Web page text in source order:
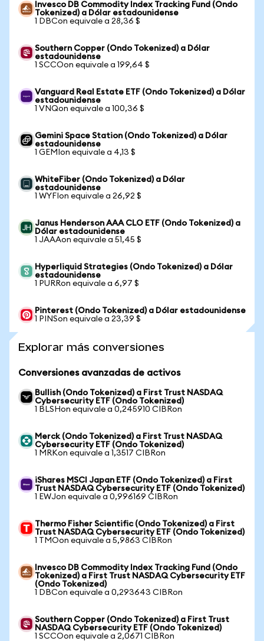
Invesco DB Commodity Index Tracking Fund (Ondo
Tokenized) a Dólar estadounidense
1 DBCon equivale a 28,36 $
Southern Copper (Ondo Tokenized) a Dólar
estadounidense
1 SCCOon equivale a 199,64 $
Vanguard Real Estate ETF (Ondo Tokenized) a Dólar
estadounidense
1 VNQon equivale a 100,36 $
Gemini Space Station (Ondo Tokenized) a Dólar
estadounidense
1 GEMIon equivale a 4,13 $
WhiteFiber (Ondo Tokenized) a Dólar
estadounidense
1 WYFIon equivale a 26,92 $
Janus Henderson AAA CLO ETF (Ondo Tokenized) a
Dólar estadounidense
1 JAAAon equivale a 51,45 $
Hyperliquid Strategies (Ondo Tokenized) a Dólar
estadounidense
1 PURRon equivale a 6,97 $
Pinterest (Ondo Tokenized) a Dólar estadounidense
1 PINSon equivale a 23,39 $
Explorar más conversiones
Conversiones avanzadas de activos
Bullish (Ondo Tokenized) a First Trust NASDAQ
Cybersecurity ETF (Ondo Tokenized)
1 BLSHon equivale a 0,245910 CIBRon
Merck (Ondo Tokenized) a First Trust NASDAQ
Cybersecurity ETF (Ondo Tokenized)
1 MRKon equivale a 1,3517 CIBRon
iShares MSCI Japan ETF (Ondo Tokenized) a First
Trust NASDAQ Cybersecurity ETF (Ondo Tokenized)
1 EWJon equivale a 0,996169 CIBRon
Thermo Fisher Scientific (Ondo Tokenized) a First
Trust NASDAQ Cybersecurity ETF (Ondo Tokenized)
1 TMOon equivale a 5,9863 CIBRon
Invesco DB Commodity Index Tracking Fund (Ondo
Tokenized) a First Trust NASDAQ Cybersecurity ETF
(Ondo Tokenized)
1 DBCon equivale a 0,293643 CIBRon
Southern Copper (Ondo Tokenized) a First Trust
NASDAQ Cybersecurity ETF (Ondo Tokenized)
1 SCCOon equivale a 2,0671 CIBRon